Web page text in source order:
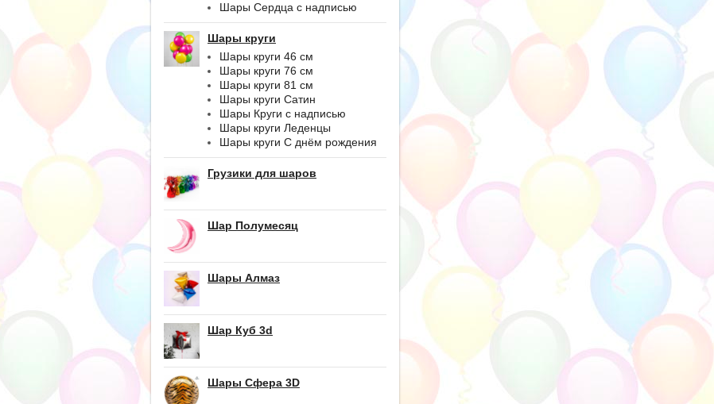
Шары Сердца с надписью
Шары круги
Шары круги 46 см
Шары круги 76 см
Шары круги 81 см
Шары круги Сатин
Шары Круги с надписью
Шары круги Леденцы
Шары круги С днём рождения
Грузики для шаров
Шар Полумесяц
Шары Алмаз
Шар Куб 3d
Шары Сфера 3D